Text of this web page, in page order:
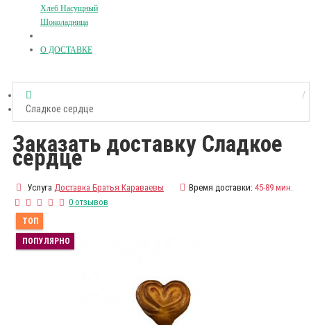
Хлеб Насущный
Шоколадница
О ДОСТАВКЕ
Сладкое сердце
Заказать доставку Сладкое
сердце
Услуга Доставка Братья Караваевы Время доставки: 45-89 мин.
0 отзывов
ТОП
ПОПУЛЯРНО